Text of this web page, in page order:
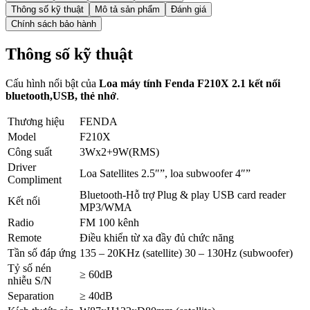
Thông số kỹ thuật Mô tả sản phẩm
Đánh giá
Chính sách bảo hành
Thông số kỹ thuật
Cấu hình nổi bật của Loa máy tính Fenda F210X 2.1 kết nối
bluetooth,USB, thẻ nhớ.
Thương hiệu
FENDA
Model
F210X
Công suất
3Wx2+9W(RMS)
Driver
Compliment
Loa Satellites 2.5″”, loa subwoofer 4″”
Kết nối
Bluetooth-Hỗ trợ Plug & play USB card reader
MP3/WMA
Radio
FM 100 kênh
Remote
Điều khiển từ xa đầy đủ chức năng
Tần số đáp ứng 135 – 20KHz (satellite) 30 – 130Hz (subwoofer)
Tỷ số nén
nhiễu S/N
≥ 60dB
Separation
≥ 40dB